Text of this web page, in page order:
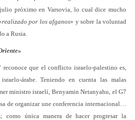
próximo en Varsovia, lo cual dice mucho
realizado por los afganos» y sobre la voluntad
a Rusia.
»
que el conflicto israelo-palestino es,
árabe. Teniendo en cuenta las malas
ministro israelí, Benyamin Netanyahu, el G7
de organizar une conferencia internacional…
como única manera de hacer progresar la